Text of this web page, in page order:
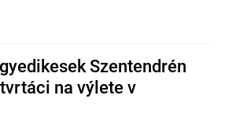
Szentendrén
na výlete v